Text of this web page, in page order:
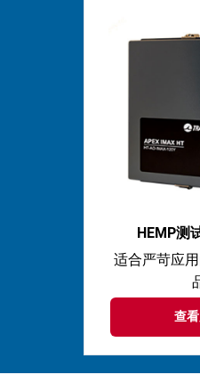
HEMP测
适合严苛应
查